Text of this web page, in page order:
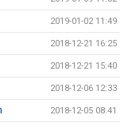
2019-01-02 11:49
2018-12-21 16:25
2018-12-21 15:40
2018-12-06 12:33
2018-12-05 08:41